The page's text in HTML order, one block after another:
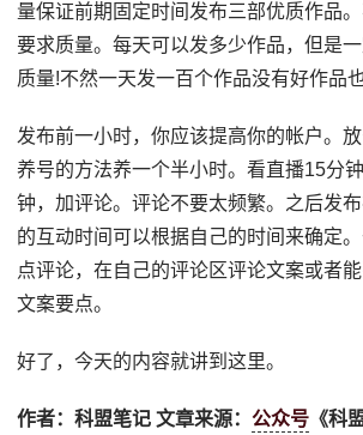
量保证前期固定时间发布三部优质作品
要求质量。每天可以发多少作品，但是
质量!不然一天发一百个作品没有好作品
发布前一小时，你应该提高你的帐户。
养号的方法养一个半小时。看直播15分
钟，加评论。评论不要太频繁。之后发
的互动时间可以根据自己的时间来确定
点评论，在自己的评论区评论文案或者
文案要点。
好了，今天的内容就讲到这里。
作者：科盟笔记 文章来源：公众号 《科